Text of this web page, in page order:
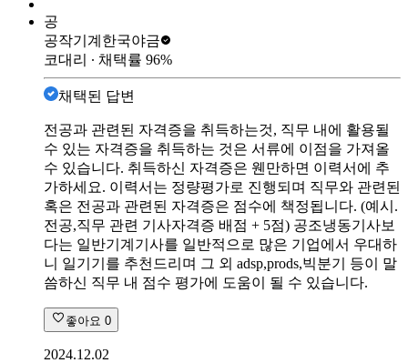
공
공작기계 한국야금
코대리 ∙ 채택률 96%
채택된 답변
전공과 관련된 자격증을 취득하는것, 직무 내에 활용될
수 있는 자격증을 취득하는 것은 서류에 이점을 가져올
수 있습니다. 취득하신 자격증은 웬만하면 이력서에 추
가하세요. 이력서는 정량평가로 진행되며 직무와 관련된
혹은 전공과 관련된 자격증은 점수에 책정됩니다. (예시.
전공,직무 관련 기사자격증 배점 + 5점) 공조냉동기사보
다는 일반기계기사를 일반적으로 많은 기업에서 우대하
니 일기기를 추천드리며 그 외 adsp,prods,빅분기 등이 말
씀하신 직무 내 점수 평가에 도움이 될 수 있습니다.
좋아요 0
2024.12.02